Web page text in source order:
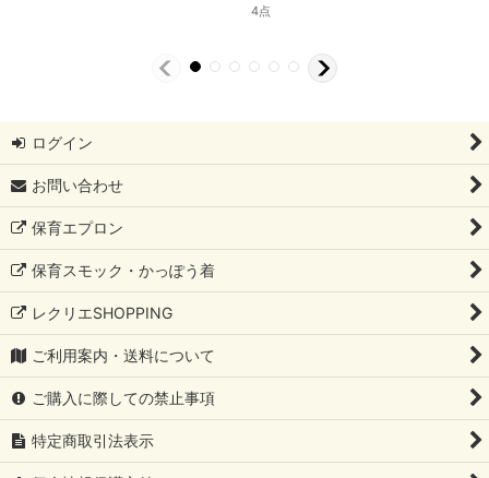
4点
ログイン
お問い合わせ
保育エプロン
保育スモック・かっぽう着
レクリエSHOPPING
ご利用案内・送料について
ご購入に際しての禁止事項
特定商取引法表示